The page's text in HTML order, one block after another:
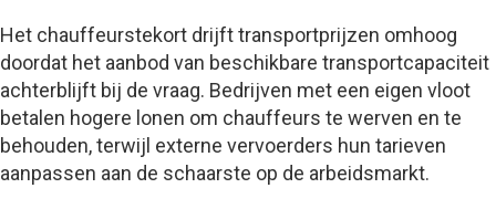
Het chauffeurstekort drijft transportprijzen omhoog
doordat het aanbod van beschikbare transportcapaciteit
achterblijft bij de vraag. Bedrijven met een eigen vloot
betalen hogere lonen om chauffeurs te werven en te
behouden, terwijl externe vervoerders hun tarieven
aanpassen aan de schaarste op de arbeidsmarkt.